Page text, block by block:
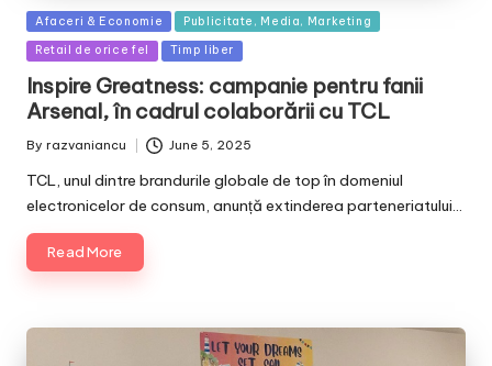
Posted
in
Afaceri & Economie Publicitate, Media, Marketing
Retail de orice fel Timp liber
Inspire Greatness: campanie pentru fanii
Arsenal, în cadrul colaborării cu TCL
Posted
By razvaniancu June 5, 2025
TCL, unul dintre brandurile globale de top în domeniul
electronicelor de consum, anunță extinderea parteneriatului…
Read More